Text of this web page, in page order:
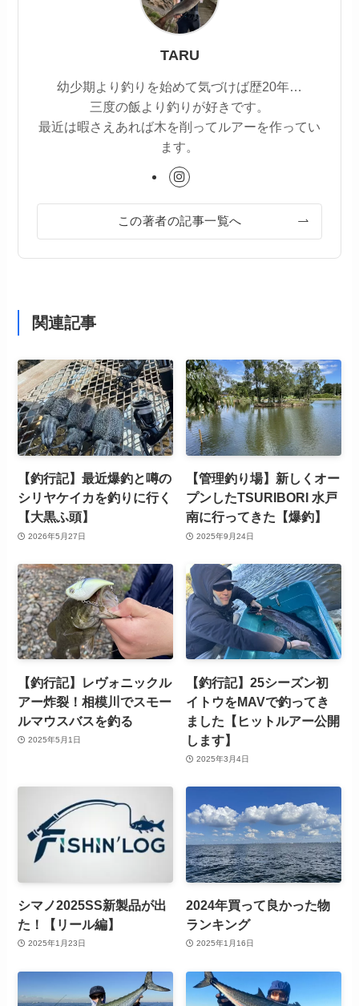
TARU
幼少期より釣りを始めて気づけば歴20年…
三度の飯より釣りが好きです。
最近は暇さえあれば木を削ってルアーを作ってい
ます。
この著者の記事一覧へ
関連記事
【釣行記】最近爆釣と噂の
シリヤケイカを釣りに行く
【大黒ふ頭】
2026年5月27日
【管理釣り場】新しくオー
プンしたTSURIBORI 水戸
南に行ってきた【爆釣】
2025年9月24日
【釣行記】レヴォニックル
アー炸裂！相模川でスモー
ルマウスバスを釣る
2025年5月1日
【釣行記】25シーズン初
イトウをMAVで釣ってき
ました【ヒットルアー公開
します】
2025年3月4日
シマノ2025SS新製品が出
た！【リール編】
2025年1月23日
2024年買って良かった物
ランキング
2025年1月16日